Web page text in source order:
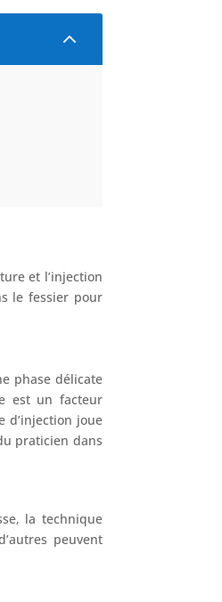
2
et l’injection
le fessier pour
phase délicate
est un facteur
d’injection joue
praticien dans
la technique
peuvent